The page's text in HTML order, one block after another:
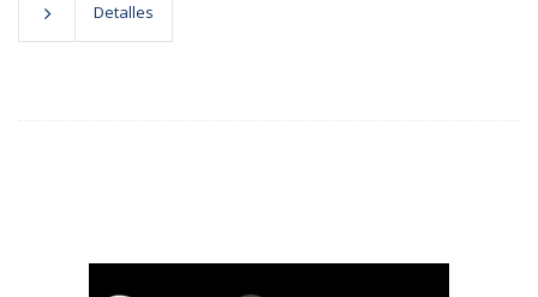
Detalles